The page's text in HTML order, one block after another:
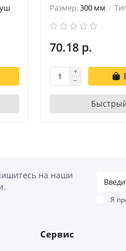
Размер:300 мм
70.18 р.
на наши
Я
Сервис